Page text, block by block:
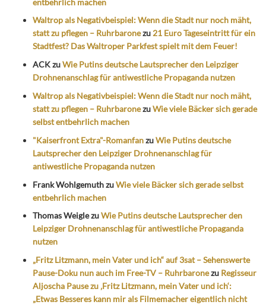
Waltrop als Negativbeispiel: Wenn die Stadt nur noch mäht,
statt zu pflegen – Ruhrbaronezu21 Euro Tageseintritt für ein
Stadtfest? Das Waltroper Parkfest spielt mit dem Feuer!
ACKzuWie Putins deutsche Lautsprecher den Leipziger
Drohnenanschlag für antiwestliche Propaganda nutzen
Waltrop als Negativbeispiel: Wenn die Stadt nur noch mäht,
statt zu pflegen – RuhrbaronezuWie viele Bäcker sich gerade
selbst entbehrlich machen
"Kaiserfront Extra"-RomanfanzuWie Putins deutsche
Lautsprecher den Leipziger Drohnenanschlag für
antiwestliche Propaganda nutzen
Frank WohlgemuthzuWie viele Bäcker sich gerade selbst
entbehrlich machen
Thomas WeiglezuWie Putins deutsche Lautsprecher den
Leipziger Drohnenanschlag für antiwestliche Propaganda
nutzen
„Fritz Litzmann, mein Vater und ich“ auf 3sat – Sehenswerte
Pause-Doku nun auch im Free-TV – Ruhrbaronezu Regisseur
Aljoscha Pause zu ‚Fritz Litzmann, mein Vater und ich‘:
„Etwas Besseres kann mir als Filmemacher eigentlich nicht